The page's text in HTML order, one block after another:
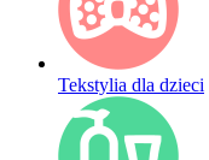
Tekstylia dla dzieci